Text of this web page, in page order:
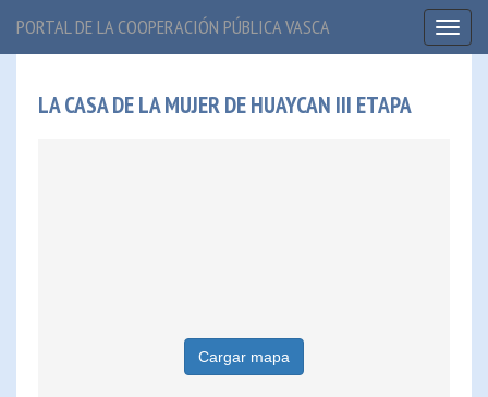
PORTAL DE LA COOPERACIÓN PÚBLICA VASCA
LA CASA DE LA MUJER DE HUAYCAN III ETAPA
Cargar mapa